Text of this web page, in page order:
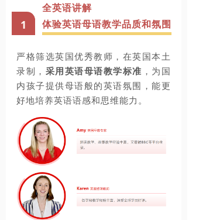
1
全英语讲解
体验英语母语教学品质和氛围
严格筛选英国优秀教师，在英国本土
录制， 采用英语母语教学标准 ，为国
内孩子提供母语般的英语氛围，能更
好地培养英语语感和思维能力。